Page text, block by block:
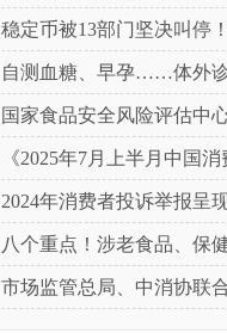
稳定币被13部门坚决叫停！3种常
自测血糖、早孕……体外诊断试剂科普
国家食品安全风险评估中心关于预防即食真空包装肉
《2025年7月上半月中国消费品领域电子电器行
2024年消费者投诉举报呈
八个重点！涉老食品、保健品虚
市场监管总局、中消协联合发布消费提示：关注检测